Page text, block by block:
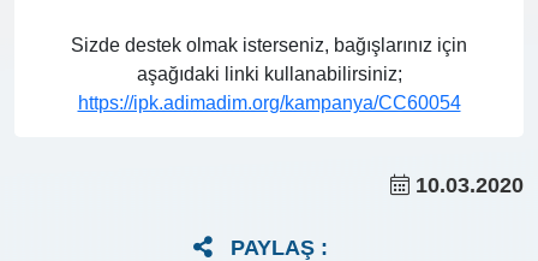
Sizde destek olmak isterseniz, bağışlarınız için
aşağıdaki linki kullanabilirsiniz;
https://ipk.adimadim.org/kampanya/CC60054
10.03.2020
PAYLAŞ :